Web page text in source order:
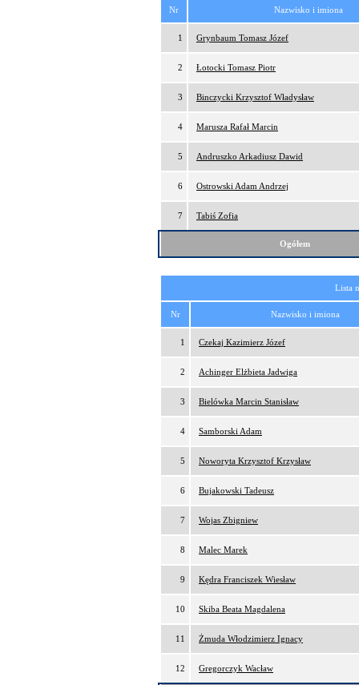
Nr Nazwisko i imiona
1 Grynbaum Tomasz Józef
2 Łotocki Tomasz Piotr
3 Binczycki Krzysztof Władysław
4 Marusza Rafał Marcin
5 Andruszko Arkadiusz Dawid
6 Ostrowski Adam Andrzej
7 Tabiś Zofia
Ogółem
Lista
Nr Nazwisko i imiona
1 Czekaj Kazimierz Józef
2 Achinger Elżbieta Jadwiga
3 Bielówka Marcin Stanisław
4 Samborski Adam
5 Noworyta Krzysztof Krzysław
6 Bujakowski Tadeusz
7 Wojas Zbigniew
8 Malec Marek
9 Kędra Franciszek Wiesław
10 Skiba Beata Magdalena
11 Żmuda Włodzimierz Ignacy
12 Gregorczyk Wacław